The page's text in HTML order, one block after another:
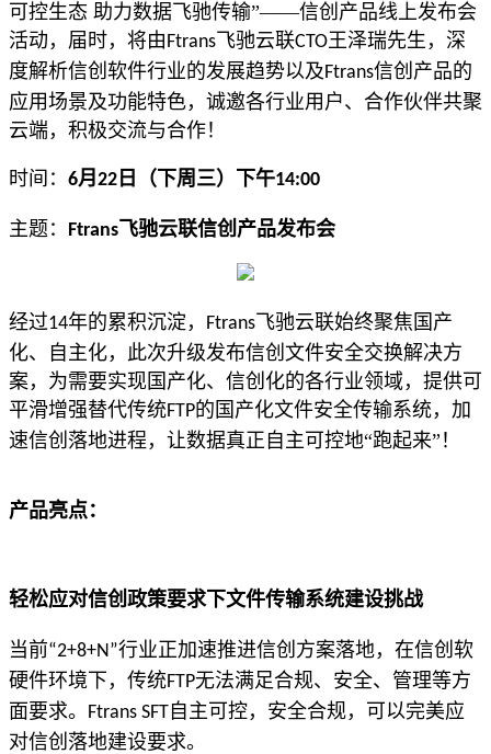
可控生态 助力数据飞驰传输”——信创产品线上发布会
活动，届时，将由Ftrans 飞驰云联CTO王泽瑞先生，深
度解析信创软件行业的发展趋势以及Ftrans信创产品的
应用场景及功能特色， 诚邀各行业用户、 合作伙伴共聚
云端，积极交流与合作！
时间： 6月 22 日（下周三）下午14:00
主题： Ftrans 飞驰云联信创产品发布会
经过14年的累积沉淀， Ftrans 飞驰云联始终聚焦国产
化、自主化，此次升级发布信创文件安全交换解决方
案，为需要实现国产化、信创化的各行业领域，提供可
平滑增强替代传统FTP的国产化文件安全传输系统，加
速信创落地进程，让数据真正自主可控地“跑起来”！
产品亮点：
轻松应对信创政策要求下文件传输系统建设挑战
当前“2+8+N”行业正加速推进信创方案落地，在信创软
硬件环境下，传统FTP无法满足合规、安全、管理等方
面要求。 Ftrans SFT自主可控，安全合规，可以完美应
对信创落地建设要求。